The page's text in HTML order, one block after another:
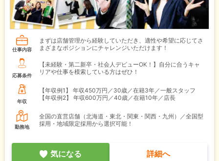
仕事内容
まずは店舗管理から経験していただき、適性や希望に応じてさ
まざまなポジションにチャレンジいただけます！
応募条件
【未経験・第二新卒・社会人デビューOK！】自分に合うキャ
リアや仕事を模索している方はぜひ！
年収
【年収例1】
年収450万円／30歳／在籍3年／一般スタッフ
【年収例2】
年収600万円／40歳／在籍10年／店長
勤務地
全国の直営店舗（北海道・東北・関東・関西・九州）／全国型
採用・地域限定採用から選択可能！
気になる 詳細へ